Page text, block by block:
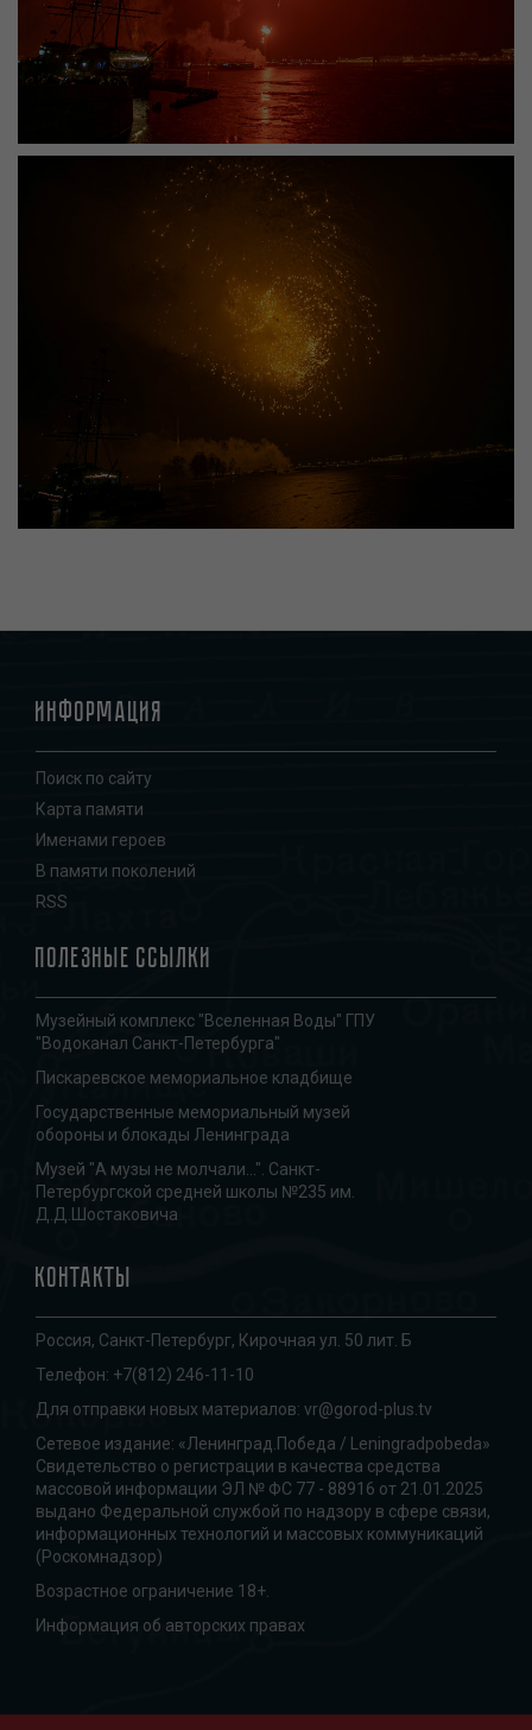
Информация
Поиск по сайту
Карта памяти
Именами героев
В памяти поколений
RSS
Полезные ссылки
Музейный комплекс "Вселенная Воды" ГПУ
"Водоканал Санкт-Петербурга"
Пискаревское мемориальное кладбище
Государственные мемориальный музей
обороны и блокады Ленинграда
Музей "А музы не молчали...". Санкт-
Петербургской средней школы №235 им.
Д.Д.Шостаковича
Контакты
Россия, Санкт-Петербург, Кирочная ул. 50 лит. Б
Телефон: +7(812) 246-11-10
Для отправки новых материалов: vr@gorod-plus.tv
Сетевое издание: «Ленинград.Победа / Leningradpobeda»
Свидетельство о регистрации в качества средства
массовой информации ЭЛ № ФС 77 - 88916 от 21.01.2025
выдано Федеральной службой по надзору в сфере связи,
информационных технологий и массовых коммуникаций
(Роскомнадзор)
Возрастное ограничение 18+.
Информация об авторских правах